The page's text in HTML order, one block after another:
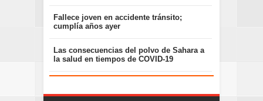
Fallece joven en accidente tránsito;
cumplía años ayer
Las consecuencias del polvo de Sahara a
la salud en tiempos de COVID-19